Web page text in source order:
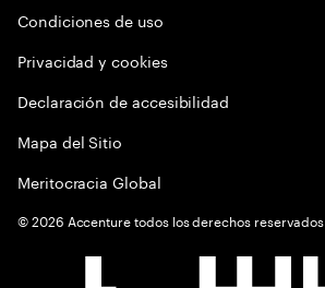
Condiciones de uso
Privacidad y cookies
Declaración de accesibilidad
Mapa del Sitio
Meritocracia Global
©2026 Accenture todos los derechos reservados